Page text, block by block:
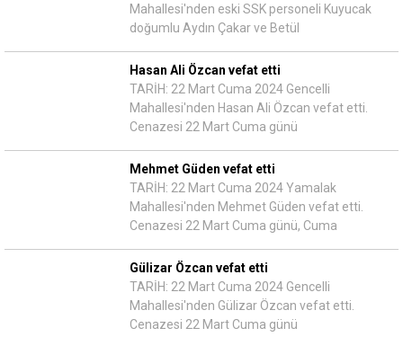
Mahallesi'nden eski SSK personeli Kuyucak
doğumlu Aydın Çakar ve Betül
Hasan Ali Özcan vefat etti
TARİH: 22 Mart Cuma 2024 Gencelli
Mahallesi'nden Hasan Ali Özcan vefat etti.
Cenazesi 22 Mart Cuma günü
Mehmet Güden vefat etti
TARİH: 22 Mart Cuma 2024 Yamalak
Mahallesi'nden Mehmet Güden vefat etti.
Cenazesi 22 Mart Cuma günü, Cuma
Gülizar Özcan vefat etti
TARİH: 22 Mart Cuma 2024 Gencelli
Mahallesi'nden Gülizar Özcan vefat etti.
Cenazesi 22 Mart Cuma günü